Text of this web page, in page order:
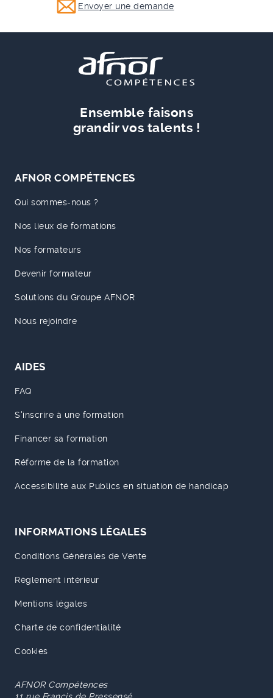
Envoyer une demande
Ensemble faisons
grandir vos talents !
AFNOR COMPÉTENCES
Qui sommes-nous ?
Nos lieux de formations
Nos formateurs
Devenir formateur
Solutions du Groupe AFNOR
Nous rejoindre
AIDES
FAQ
S'inscrire à une formation
Financer sa formation
Réforme de la formation
Accessibilité aux Publics en situation de handicap
INFORMATIONS LÉGALES
Conditions Générales de Vente
Règlement intérieur
Mentions légales
Charte de confidentialité
Cookies
AFNOR Compétences
11 rue Francis de Pressensé